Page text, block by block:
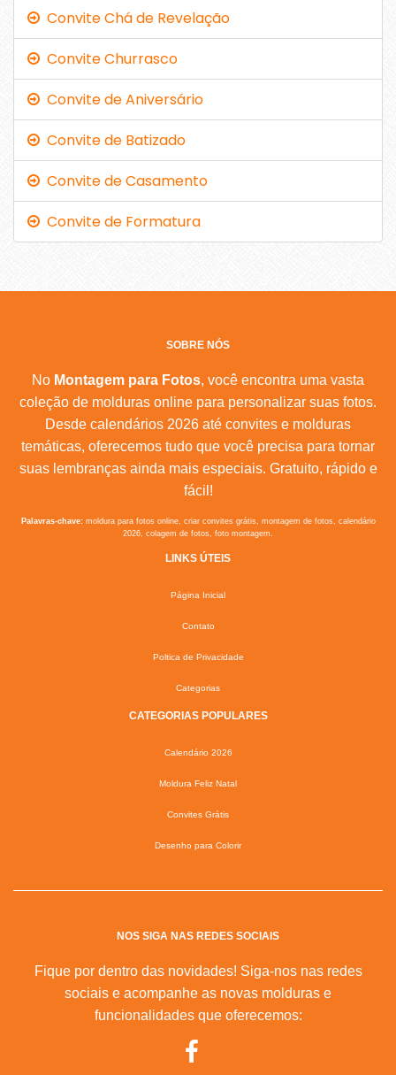
Convite Chá de Revelação
Convite Churrasco
Convite de Aniversário
Convite de Batizado
Convite de Casamento
Convite de Formatura
SOBRE NÓS
No Montagem para Fotos, você encontra uma vasta
coleção de molduras online para personalizar suas fotos.
Desde calendários 2026 até convites e molduras
temáticas, oferecemos tudo que você precisa para tornar
suas lembranças ainda mais especiais. Gratuito, rápido e
fácil!
Palavras-chave:moldura para fotos online, criar convites grátis, montagem de fotos, calendário
2026, colagem de fotos, foto montagem.
LINKS ÚTEIS
Página Inicial
Contato
Poltica de Privacidade
Categorias
CATEGORIAS POPULARES
Calendário 2026
Moldura Feliz Natal
Convites Grátis
Desenho para Colorir
NOS SIGA NAS REDES SOCIAIS
Fique por dentro das novidades! Siga-nos nas redes
sociais e acompanhe as novas molduras e
funcionalidades que oferecemos: